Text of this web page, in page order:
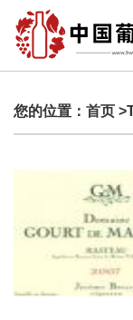
您的位置： 首页